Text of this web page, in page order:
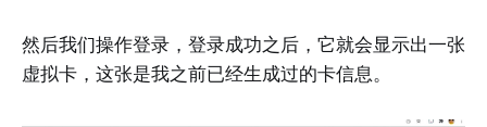
然后我们操作登录，登录成功之后，它就会显示出一张
虚拟卡，这张是我之前已经生成过的卡信息。